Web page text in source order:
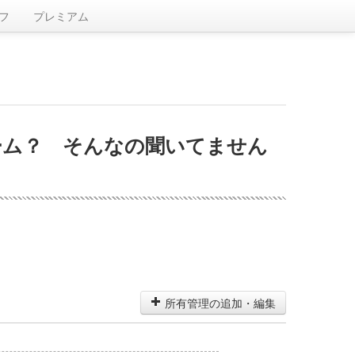
プレミアム
？ そんなの聞いてません
所有管理の追加・編集